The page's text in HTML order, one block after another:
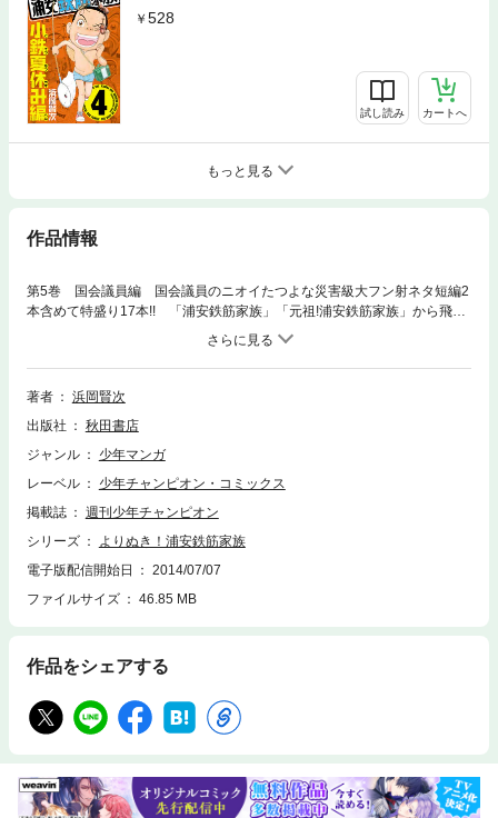
528
試し読み カートへ
もっと見る
作品情報
第5巻 国会議員編 国会議員のニオイたつよな災害級大フン射ネタ短編2
本含めて特盛り17本!! 「浦安鉄筋家族」「元祖!浦安鉄筋家族」から飛び
著者
浜岡賢次
出版社
秋田書店
ジャンル
少年マンガ
レーベル
少年チャンピオン・コミックス
掲載誌
週刊少年チャンピオン
シリーズ
よりぬき！浦安鉄筋家族
電子版配信開始日
2014/07/07
ファイルサイズ
46.85 MB
作品をシェアする